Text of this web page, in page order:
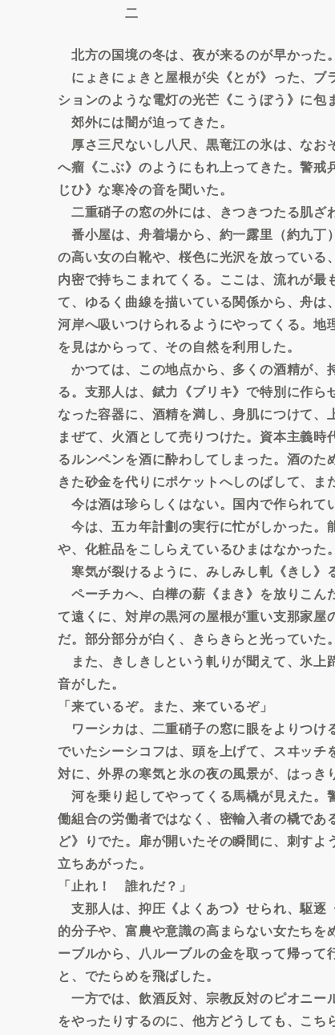
二
北方の国境の冬は、夜が来るのが早かった。
にょきにょきと屋根が尖《とが》った、ブ
ションのような電灯の光芒《こうぼう》に包
郊外には闇が迫ってきた。
厚さ三尺ないし八尺、黒竜江の氷は、なお
へ瘤《こぶ》のようにもれ上ってきた。警
じひ》な寒冷の音を聞いた。
二重硝子の窓の外には、きつきつたる肌ざ
番小屋は、舟着場から、約一露里（約九丁
の高い女の白靴や、桜色に光沢を放ってい
内密で持ちこまれてくる。ここは、流れが
て、ゆるく曲線を描いている関係から、舟
河岸へ吸いつけられるようにやってくる。
を見はからって、その自然を利用した。
かつては、この地点から、多くの酒精が、
る。支那人は、錻力《ブリキ》で特別に作
なった容器に、酒精を満し、身肌につけて
まぜて、火酒として売りつけた。資本主義
るルンペンを酒に酔わしてしまった。酒の
きた砂金を代りにポケットへしのばして、ま
今は酒は珍らしくはない。国内で作られて
今は、五カ年計劃の実行に忙がしかった。
や、化粧品をこしらえているひまはなかった
寒気が裂けるように、みしみし軋《きし》
ペーチカへ、白樺の薪《まき》を放りこん
て遠くに、対岸の黒河の屋根が重い支那家
だ。部分部分が白く、きらきらと光っていた。
また、きしきしという軋りが聞えて、氷上
音がした。
「来ているぞ。また、来ているぞ」
ワーシカは、二重硝子の窓に眼をよりつけ
でいたシーシコフは、頭を上げて、スヰッ
対に、外界の寒気と氷の夜の風景が、はっき
河を乗り起してやってくる馬橇が見えた。
働組合の労働者ではなく、密輸入者の橇で
ど》りでた。扉が開いたその瞬間に、刺す
立ちあがった。
「止れ！ 誰れだ？」
支那人は、抑圧《よくあつ》せられ、駆逐
的分子や、富農や意識の高まらない女たち
ーブルから、八ルーブルの金を取って帰っ
と、でたらめを飛ばした。
一方では、飲酒反対、宗教反対のピオニー
をやったりするのに、他方どうしても、こ